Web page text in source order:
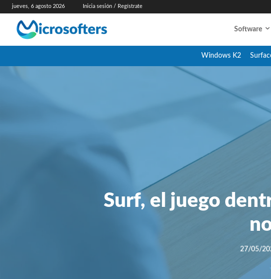
jueves, 6 agosto 2026 Inicia sesión / Regístrate
Software
Windows K2
Surf, el juego
27/05/